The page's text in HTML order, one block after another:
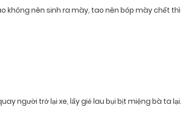
không nên sinh ra mày, tao nên bóp mày chết thì
người trở lại xe, lấy giẻ lau bụi bịt miệng bà ta lại.